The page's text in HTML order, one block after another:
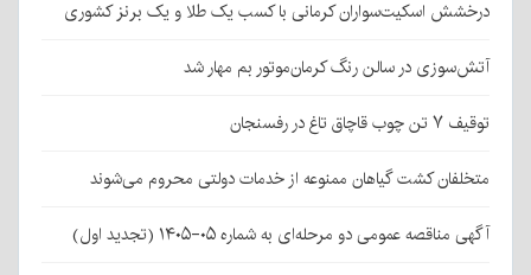
درخشش اسکیت‌سواران کرمانی با کسب یک طلا و یک برنز کشوری
آتش‌سوزی در سالن رنگ کرمان‌موتور بم مهار شد
توقیف ۷ تن چوب قاچاق تاغ در رفسنجان
متخلفان کشت گیاهان ممنوعه از خدمات دولتی محروم می‌شوند
آگهی مناقصه عمومی دو مرحله‌ای به شماره ۰۵-۱۴۰۵ (تجدید اول)